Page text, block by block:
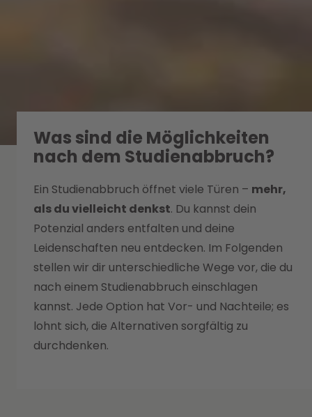
Was sind die Möglichkeiten
nach dem Studienabbruch?
Ein Studienabbruch öffnet viele Türen – mehr,
als du vielleicht denkst. Du kannst dein
Potenzial anders entfalten und deine
Leidenschaften neu entdecken. Im Folgenden
stellen wir dir unterschiedliche Wege vor, die du
nach einem Studienabbruch einschlagen
kannst. Jede Option hat Vor- und Nachteile; es
lohnt sich, die Alternativen sorgfältig zu
durchdenken.